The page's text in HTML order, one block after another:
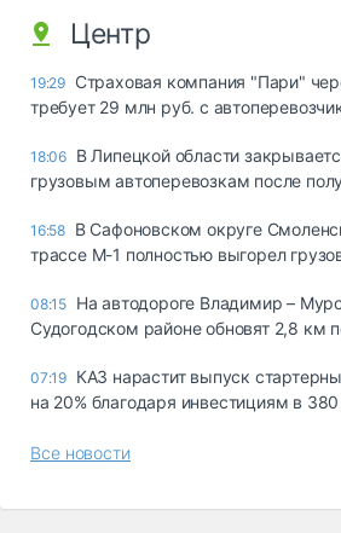
Центр
19:29 Страховая компания "Пари"
требует 29 млн руб. с
18:06 В Липецкой области
грузовым автоперевозкам после
16:58 В Сафоновском округе
трассе М-1 полностью выгорел
08:15 На автодороге Владимир –
Судогодском районе обновят 2,8 км
07:19 КАЗ нарастит выпуск
на 20% благодаря инвестициям в
Все новости